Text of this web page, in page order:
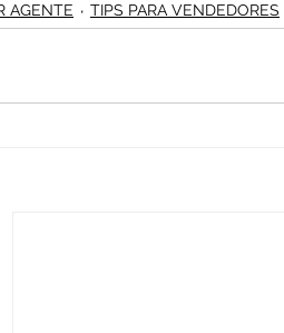
AGENTE TIPS PARA VENDEDORES